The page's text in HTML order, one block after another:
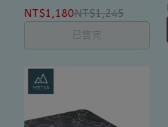
NT$1,180NT$1,245
已售完